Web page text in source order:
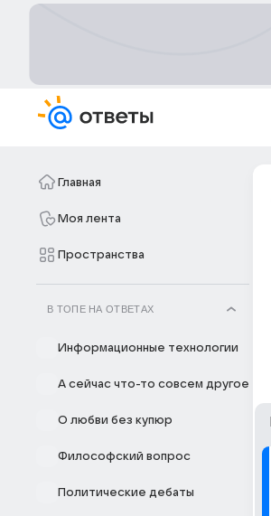
Главная
Моя лента
Пространства
В ТОПЕ НА ОТВЕТАХ
Информационные технологии
А сейчас что-то совсем другое
О любви без купюр
Философский вопрос
Политические дебаты